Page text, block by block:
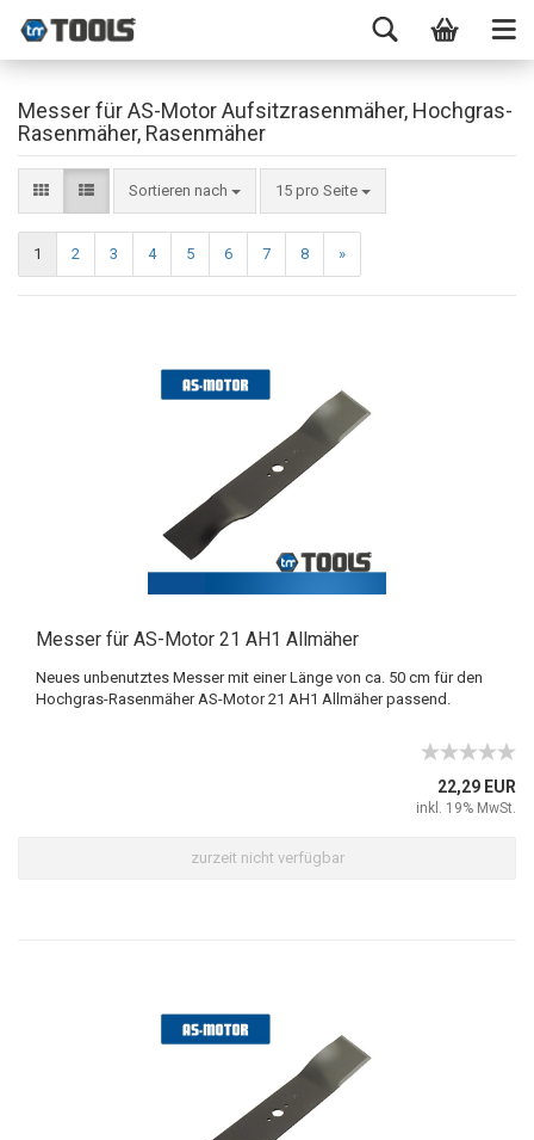
Messer für AS-Motor Aufsitzrasenmäher, Hochgras-
Rasenmäher, Rasenmäher
Sortieren nach 15 pro Seite
1 2 3 4 5 6 7 8 »
Messer für AS-Motor 21 AH1 Allmäher
Neues unbenutztes Messer mit einer Länge von ca. 50 cm für den
Hochgras-Rasenmäher AS-Motor 21 AH1 Allmäher passend.
22,29 EUR
inkl. 19% MwSt.
zurzeit nicht verfügbar